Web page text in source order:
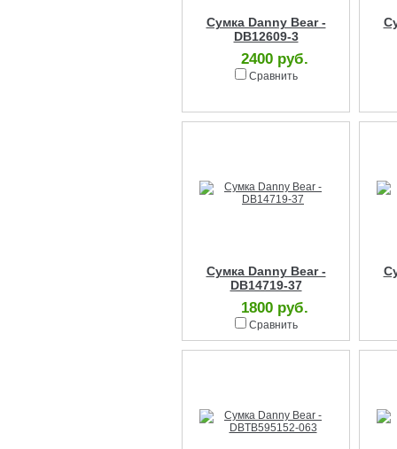
Сумка Danny Bear -
DB12609-3
2400 руб.
Сравнить
Сумка Danny Bear -
DB14719-37
1800 руб.
Сравнить